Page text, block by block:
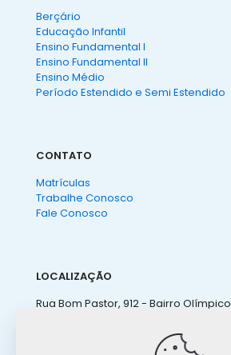
Berçário
Educação Infantil
Ensino Fundamental I
Ensino Fundamental II
Ensino Médio
Período Estendido e Semi Estendido
CONTATO
Matrículas
Trabalhe Conosco
Fale Conosco
LOCALIZAÇÃO
Rua Bom Pastor, 912 - Bairro Olímpico
ateneu@ateneu.com.br